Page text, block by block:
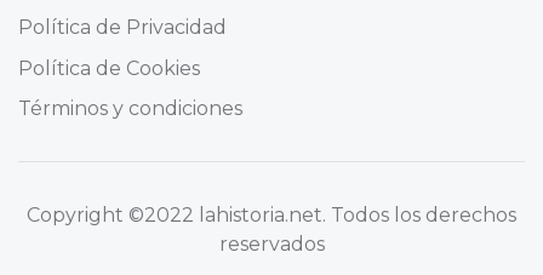
Política de Privacidad
Política de Cookies
Términos y condiciones
Copyright ©2022 lahistoria.net. Todos los derechos
reservados